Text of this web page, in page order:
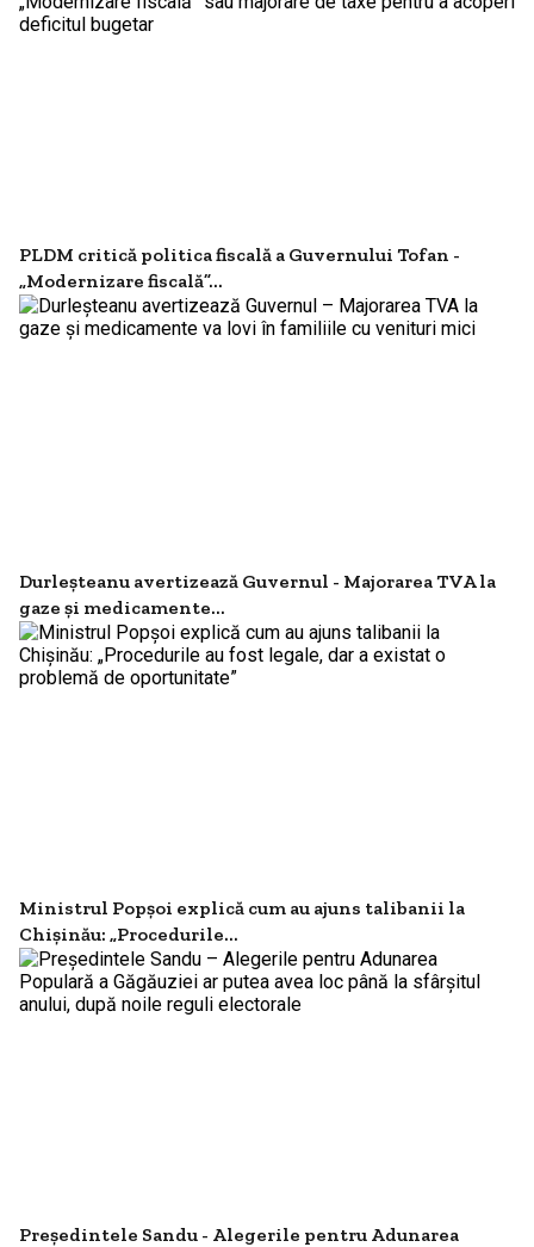
PLDM critică politica fiscală a Guvernului Tofan -
„Modernizare fiscală”...
Durleșteanu avertizează Guvernul - Majorarea TVA la
gaze și medicamente...
Ministrul Popșoi explică cum au ajuns talibanii la
Chișinău: „Procedurile...
Președintele Sandu - Alegerile pentru Adunarea